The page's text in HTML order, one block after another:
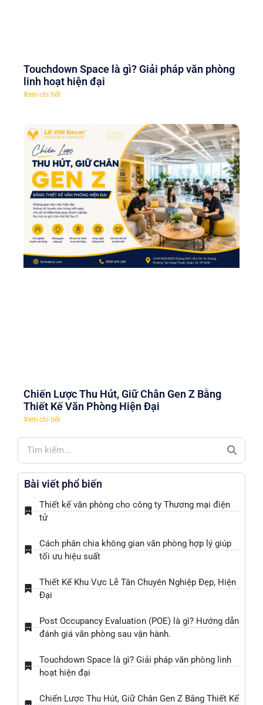
Touchdown Space là gì? Giải pháp văn phòng
linh hoạt hiện đại
Xem chi tiết
Chiến Lược Thu Hút, Giữ Chân Gen Z Bằng
Thiết Kế Văn Phòng Hiện Đại
Xem chi tiết
Bài viết phổ biến
Thiết kế văn phòng cho công ty Thương mại điện
tử
Cách phân chia không gian văn phòng hợp lý giúp
tối ưu hiệu suất
Thiết Kế Khu Vực Lễ Tân Chuyên Nghiệp Đẹp, Hiện
Đại
Post Occupancy Evaluation (POE) là gì? Hướng dẫn
đánh giá văn phòng sau vận hành.
Touchdown Space là gì? Giải pháp văn phòng linh
hoạt hiện đại
Chiến Lược Thu Hút, Giữ Chân Gen Z Bằng Thiết Kế